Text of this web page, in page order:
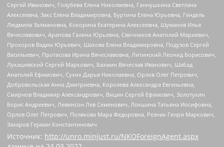
Сергей Иванович, Голубева Елена Николаевна, Ганнушкина Светлана
Алексеевна, Закс Елена Владимировна, Буртина Елена Юрьевна, Гендель
Людмила Залмановна, Кокорина Екатерина Алексеевна, Шуманов Илья
Вячеславович, Арапова Галина Юрьевна, Свечников Анатолий Мариевич,
Прохоров Вадим Юрьевич, Шахова Елена Владимировна, Подузов Сергей
Васильевич, Протасова Ирина Вячеславовна, Литинский Леонид Борисович,
Лукашевский Сергей Маркович, Бахмин Вячеслав Иванович, Шабад
Анатолий Ефимович, Сухих Дарья Николаевна, Орлов Олег Петрович,
Добровольская Анна Дмитриевна, Королева Александра Евгеньевна,
Смирнов Владимир Александрович, Вицин Сергей Ефимович, Золотухин
Борис Андреевич, Левинсон Лев Семенович, Локшина Татьяна Иосифовна,
Орлов Олег Петрович, Полякова Мара Федоровна, Резник Генри Маркович,
Захаров Герман Константинович
Источник: http://unro.minjust.ru/NKOForeignAgent.aspx